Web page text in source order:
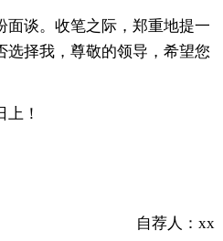
面谈。收笔之际，郑重地提一
选择我，尊敬的领导，希望您
！
自荐人：xx